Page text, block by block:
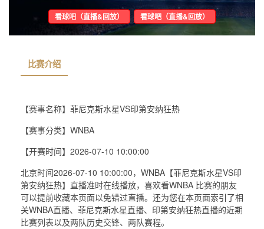
看球吧（直播&回放） 看球吧（直播&回放）
比赛介绍
【赛事名称】 菲尼克斯水星VS印第安纳狂热
【赛事分类】 WNBA
【开赛时间】 2026-07-10 10:00:00
北京时间2026-07-10 10:00:00，WNBA【菲尼克斯水星VS印
第安纳狂热】直播准时在线播放，喜欢看WNBA 比赛的朋友
可以提前收藏本页面以免错过直播。还为您在本页面索引了相
关WNBA直播、菲尼克斯水星直播、印第安纳狂热直播的近期
比赛列表以及两队历史交锋、两队赛程。